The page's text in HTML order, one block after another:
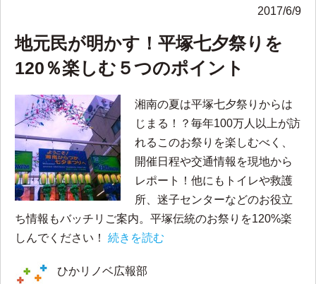
2017/6/9
地元民が明かす！平塚七夕祭りを
120％楽しむ５つのポイント
湘南の夏は平塚七夕祭りからは
じまる！？毎年100万人以上が訪
れるこのお祭りを楽しむべく、
開催日程や交通情報を現地から
レポート！他にもトイレや救護
所、迷子センターなどのお役立
ち情報もバッチリご案内。平塚伝統のお祭りを120%楽
しんでください！ 続きを読む
ひかリノベ広報部